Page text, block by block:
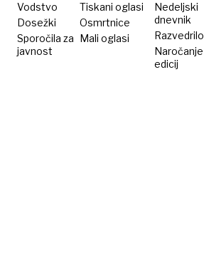
Vodstvo
Dosežki
Sporočila za
javnost
Tiskani oglasi
Osmrtnice
Mali oglasi
Nedeljski
dnevnik
Razvedrilo
Naročanje
edicij